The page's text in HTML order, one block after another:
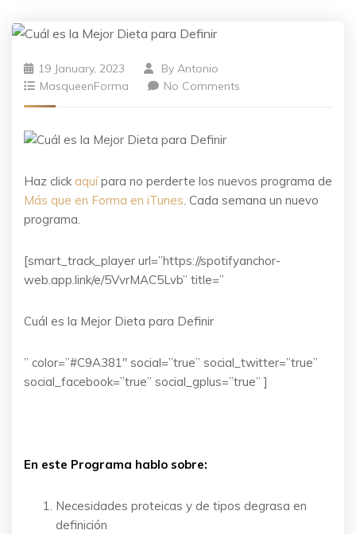
19 January, 2023 By Antonio
MasqueenForma
No Comments
Haz click aquípara no perderte los nuevos programa de
Más que en Forma en iTunes. Cada semana un nuevo
programa.
[smart_track_player url=”https://spotifyanchor-
web.app.link/e/5VvrMAC5Lvb” title=”
Cuál es la Mejor Dieta para Definir
” color=”#C9A381″ social=”true” social_twitter=”true”
social_facebook=”true” social_gplus=”true” ]
En este Programa hablo sobre:
Necesidades proteicas y de tipos degrasa en
definición